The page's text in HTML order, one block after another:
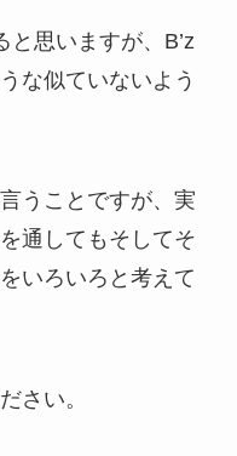
思いますが、B’z
な似ていないよう
うことですが、実
通してもそしてそ
いろいろと考えて
さい。